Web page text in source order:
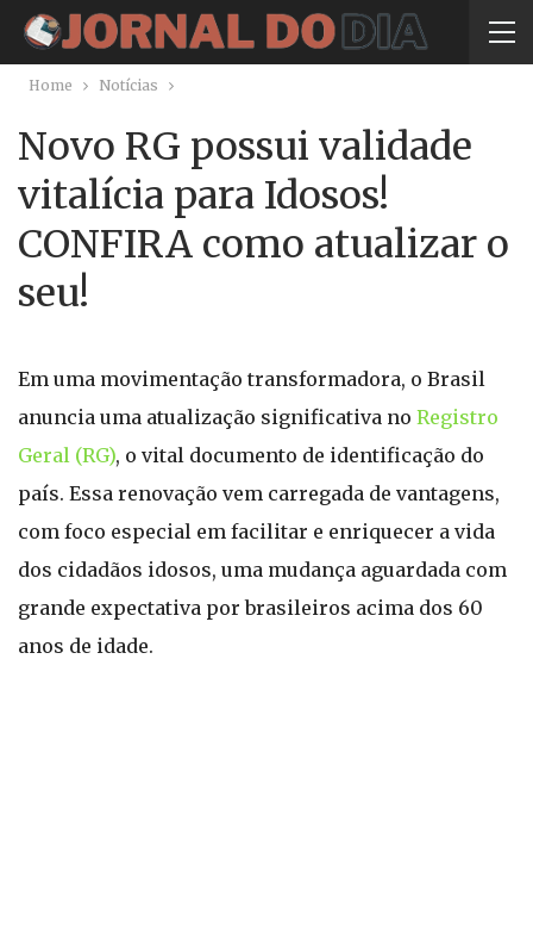
Home Notícias
Novo RG possui validade
vitalícia para Idosos!
CONFIRA como atualizar o
seu!
Em uma movimentação transformadora, o Brasil
anuncia uma atualização significativa no Registro
Geral (RG), o vital documento de identificação do
país. Essa renovação vem carregada de vantagens,
com foco especial em facilitar e enriquecer a vida
dos cidadãos idosos, uma mudança aguardada com
grande expectativa por brasileiros acima dos 60
anos de idade.